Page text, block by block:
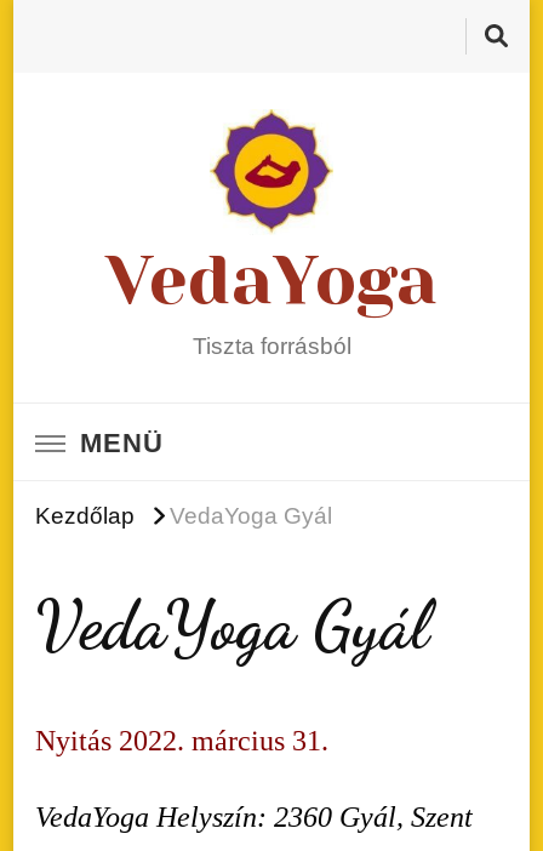
VedaYoga
Tiszta forrásból
MENÜ
Kezdőlap VedaYoga Gyál
VedaYoga Gyál
Nyitás 2022. március 31.
VedaYoga Helyszín: 2360 Gyál, Szent